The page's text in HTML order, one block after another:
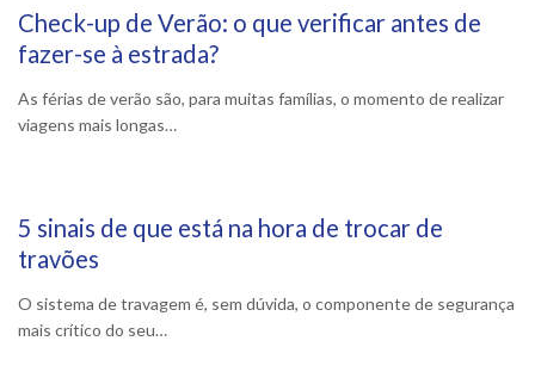
27 Julho, 2026
Check-up de Verão: o que verificar antes de
fazer-se à estrada?
As férias de verão são, para muitas famílias, o momento de realizar
viagens mais longas…
3 Junho, 2026
5 sinais de que está na hora de trocar de
travões
O sistema de travagem é, sem dúvida, o componente de segurança
mais crítico do seu…